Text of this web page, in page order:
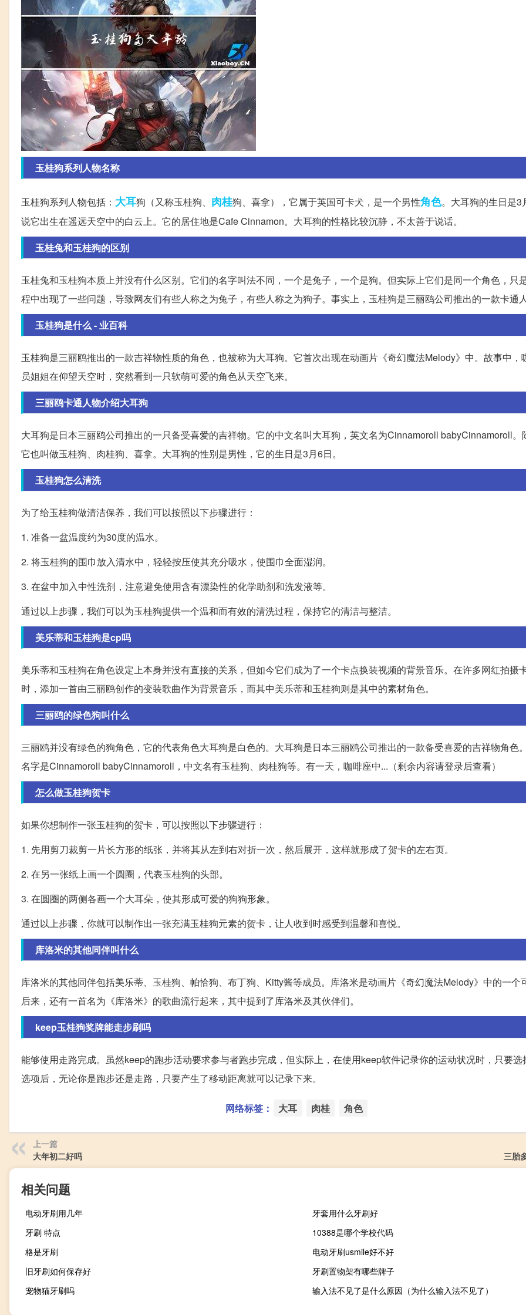
玉桂狗系列人物名称
玉桂狗系列人物包括： 大耳狗（又称玉桂狗、 肉桂狗、喜拿），它属于英国可卡犬，是一个男性角色。大耳狗的生日是3
说它出生在遥远天空中的白云上。它的居住地是Cafe Cinnamon。大耳狗的性格比较沉静，不太善于说话。
玉桂兔和玉桂狗的区别
玉桂兔和玉桂狗本质上并没有什么区别。它们的名字叫法不同，一个是兔子，一个是狗。但实际上它们是同一个角色，只
程中出现了一些问题，导致网友们有些人称之为兔子，有些人称之为狗子。事实上，玉桂狗是三丽鸥公司推出的一款卡通人
玉桂狗是什么 - 业百科
玉桂狗是三丽鸥推出的一款吉祥物性质的角色，也被称为大耳狗。它首次出现在动画片《奇幻魔法Melody》中。故事中，
员姐姐在仰望天空时，突然看到一只软萌可爱的角色从天空飞来。
三丽鸥卡通人物介绍大耳狗
大耳狗是日本三丽鸥公司推出的一只备受喜爱的吉祥物。它的中文名叫大耳狗，英文名为Cinnamoroll babyCinnamoroll。
它也叫做玉桂狗、肉桂狗、喜拿。大耳狗的性别是男性，它的生日是3月6日。
玉桂狗怎么清洗
为了给玉桂狗做清洁保养，我们可以按照以下步骤进行：
1. 准备一盆温度约为30度的温水。
2. 将玉桂狗的围巾放入清水中，轻轻按压使其充分吸水，使围巾全面湿润。
3. 在盆中加入中性洗剂，注意避免使用含有漂染性的化学助剂和洗发液等。
通过以上步骤，我们可以为玉桂狗提供一个温和而有效的清洗过程，保持它的清洁与整洁。
美乐蒂和玉桂狗是cp吗
美乐蒂和玉桂狗在角色设定上本身并没有直接的关系，但如今它们成为了一个卡点换装视频的背景音乐。在许多网红拍摄
时，添加一首由三丽鸥创作的变装歌曲作为背景音乐，而其中美乐蒂和玉桂狗则是其中的素材角色。
三丽鸥的绿色狗叫什么
三丽鸥并没有绿色的狗角色，它的代表角色大耳狗是白色的。大耳狗是日本三丽鸥公司推出的一款备受喜爱的吉祥物角色
名字是Cinnamoroll babyCinnamoroll，中文名有玉桂狗、肉桂狗等。有一天，咖啡座中...（剩余内容请登录后查看）
怎么做玉桂狗贺卡
如果你想制作一张玉桂狗的贺卡，可以按照以下步骤进行：
1. 先用剪刀裁剪一片长方形的纸张，并将其从左到右对折一次，然后展开，这样就形成了贺卡的左右页。
2. 在另一张纸上画一个圆圈，代表玉桂狗的头部。
3. 在圆圈的两侧各画一个大耳朵，使其形成可爱的狗狗形象。
通过以上步骤，你就可以制作出一张充满玉桂狗元素的贺卡，让人收到时感受到温馨和喜悦。
库洛米的其他同伴叫什么
库洛米的其他同伴包括美乐蒂、玉桂狗、帕恰狗、布丁狗、Kitty酱等成员。库洛米是动画片《奇幻魔法Melody》中的一个
后来，还有一首名为《库洛米》的歌曲流行起来，其中提到了库洛米及其伙伴们。
keep玉桂狗奖牌能走步刷吗
能够使用走路完成。虽然keep的跑步活动要求参与者跑步完成，但实际上，在使用keep软件记录你的运动状况时，只要选
选项后，无论你是跑步还是走路，只要产生了移动距离就可以记录下来。
网络标签： 大耳 肉桂 角色
上一篇
大年初二好吗
三胎
相关问题
电动牙刷用几年
牙套用什么牙刷好
牙刷 特点
10388是哪个学校代码
格是牙刷
电动牙刷usmile好不好
旧牙刷如何保存好
牙刷置物架有哪些牌子
宠物猫牙刷吗
输入法不见了是什么原因（为什么输入法不见了）